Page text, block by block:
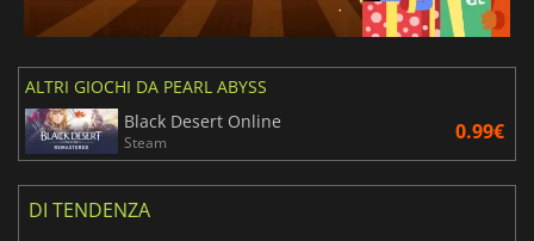
ALTRI GIOCHI DA PEARL ABYSS
Black Desert Online
Steam 0.99€
DI TENDENZA